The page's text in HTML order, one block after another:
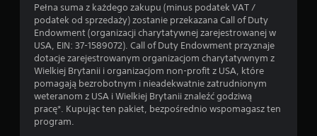
Pełna suma z każdego zakupu (minus podatek VAT /
podatek od sprzedaży) zostanie przekazana Call of Duty
Endowment (organizacji charytatywnej zarejestrowanej w
USA, EIN: 37-1589072). Call of Duty Endowment przyznaje
dotacje zarejestrowanym organizacjom charytatywnym z
Wielkiej Brytanii i organizacjom non-profit z USA, które
pomagają bezrobotnym i nieadekwatnie zatrudnionym
weteranom z USA i Wielkiej Brytanii znaleźć godziwą
pracę*. Kupując ten pakiet, bezpośrednio wspomagasz ten
program.